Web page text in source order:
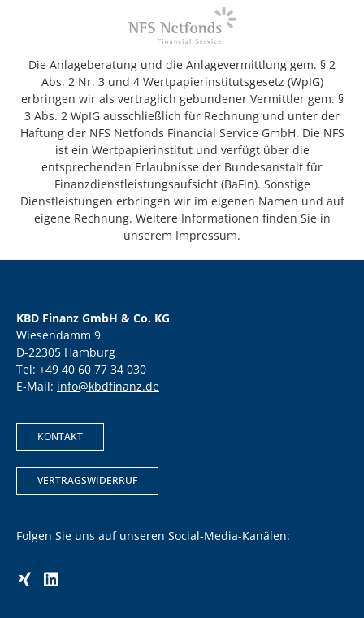
Die Anlageberatung und die Anlagevermittlung gem. § 2
Abs. 2 Nr. 3 und 4 Wertpapierinstitutsgesetz (WpIG)
erbringen wir als vertraglich gebundener Vermittler gem. §
3 Abs. 2 WpIG ausschließlich für Rechnung und unter der
Haftung der NFS Netfonds Financial Service GmbH. Die NFS
ist ein Wertpapierinstitut und verfügt über die
entsprechenden Erlaubnisse der Bundesanstalt für
Finanzdienstleistungsaufsicht (BaFin). Sonstige
Dienstleistungen erbringen wir im eigenen Namen und auf
eigene Rechnung. Weitere Informationen finden Sie in
unserem Impressum.
KBD Finanz GmbH & Co. KG
Wiesendamm 9
D-22305 Hamburg
Tel: +49 40 60 77 34 030
E-Mail: info@kbdfinanz.de
KONTAKT
VERTRAGSWIDERRUF
Folgen Sie uns auf unseren Social-Media-Kanälen: